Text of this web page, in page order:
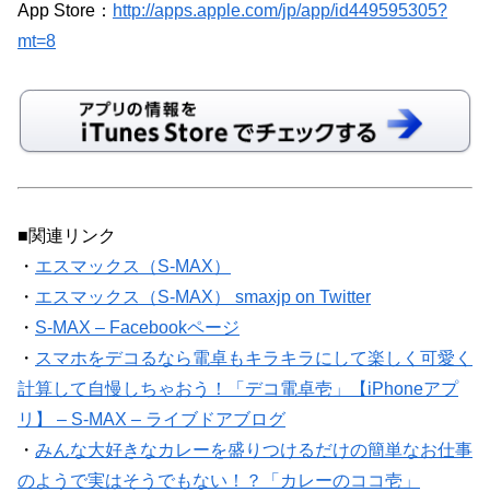
App Store： http://apps.apple.com/jp/app/id449595305?
mt=8
■関連リンク
・ エスマックス（S-MAX）
・ エスマックス（S-MAX） smaxjp on Twitter
・ S-MAX – Facebookページ
・ スマホをデコるなら電卓もキラキラにして楽しく可愛く
計算して自慢しちゃおう！「デコ電卓壱」【iPhoneアプ
リ】 – S-MAX – ライブドアブログ
・ みんな大好きなカレーを盛りつけるだけの簡単なお仕事
のようで実はそうでもない！？「カレーのココ壱」